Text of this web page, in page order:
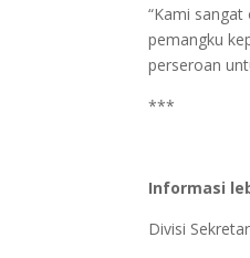
“Kami
pemangku
perseroan
***
Informasi
Divisi